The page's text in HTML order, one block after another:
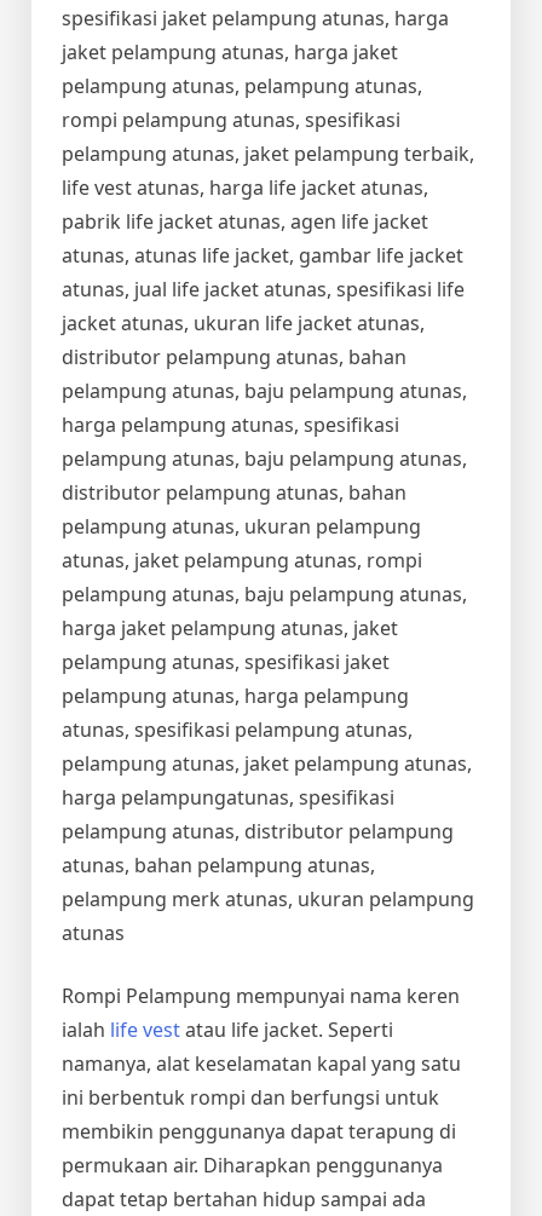
spesifikasi jaket pelampung atunas, harga
jaket pelampung atunas, harga jaket
pelampung atunas, pelampung atunas,
rompi pelampung atunas, spesifikasi
pelampung atunas, jaket pelampung terbaik,
life vest atunas, harga life jacket atunas,
pabrik life jacket atunas, agen life jacket
atunas, atunas life jacket, gambar life jacket
atunas, jual life jacket atunas, spesifikasi life
jacket atunas, ukuran life jacket atunas,
distributor pelampung atunas, bahan
pelampung atunas, baju pelampung atunas,
harga pelampung atunas, spesifikasi
pelampung atunas, baju pelampung atunas,
distributor pelampung atunas, bahan
pelampung atunas, ukuran pelampung
atunas, jaket pelampung atunas, rompi
pelampung atunas, baju pelampung atunas,
harga jaket pelampung atunas, jaket
pelampung atunas, spesifikasi jaket
pelampung atunas, harga pelampung
atunas, spesifikasi pelampung atunas,
pelampung atunas, jaket pelampung atunas,
harga pelampungatunas, spesifikasi
pelampung atunas, distributor pelampung
atunas, bahan pelampung atunas,
pelampung merk atunas, ukuran pelampung
atunas
Rompi Pelampung mempunyai nama keren
ialah life vestatau life jacket. Seperti
namanya, alat keselamatan kapal yang satu
ini berbentuk rompi dan berfungsi untuk
membikin penggunanya dapat terapung di
permukaan air. Diharapkan penggunanya
dapat tetap bertahan hidup sampai ada